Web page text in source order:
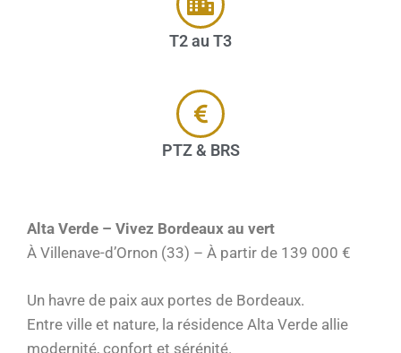
T2 au T3
PTZ & BRS
Alta Verde – Vivez Bordeaux au vert
À Villenave-d’Ornon (33) – À partir de 139 000 €
Un havre de paix aux portes de Bordeaux.
Entre ville et nature, la résidence Alta Verde allie
modernité, confort et sérénité.